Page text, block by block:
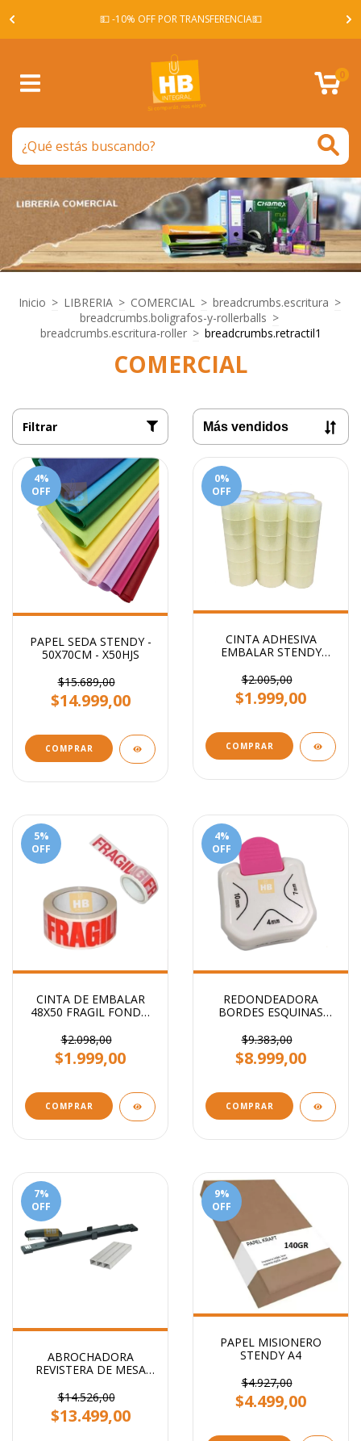
💵 -10% OFF POR TRANSFERENCIA💵
0
Inicio > LIBRERIA > COMERCIAL > breadcrumbs.escritura >
breadcrumbs.boligrafos-y-rollerballs >
breadcrumbs.escritura-roller > breadcrumbs.retractil1
COMERCIAL
Filtrar
4%
OFF
PAPEL SEDA STENDY -
50X70CM - X50HJS
$15.689,00
$14.999,00
COMPRAR
0%
OFF
CINTA ADHESIVA
EMBALAR STENDY
$2.005,00
$1.999,00
COMPRAR
5%
OFF
CINTA DE EMBALAR
48X50 FRAGIL FONDO
$2.098,00
$1.999,00
COMPRAR
4%
OFF
REDONDEADORA
BORDES ESQUINAS
PRIMERA CALIDAD
$9.383,00
$8.999,00
COMPRAR
7%
OFF
ABROCHADORA
REVISTERA DE MESA
$14.526,00
$13.499,00
9%
OFF
PAPEL MISIONERO
STENDY A4
$4.927,00
$4.499,00